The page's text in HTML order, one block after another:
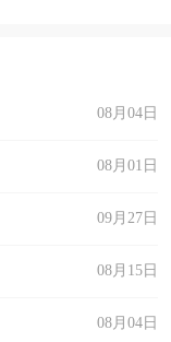
08月04日
08月01日
09月27日
08月15日
08月04日